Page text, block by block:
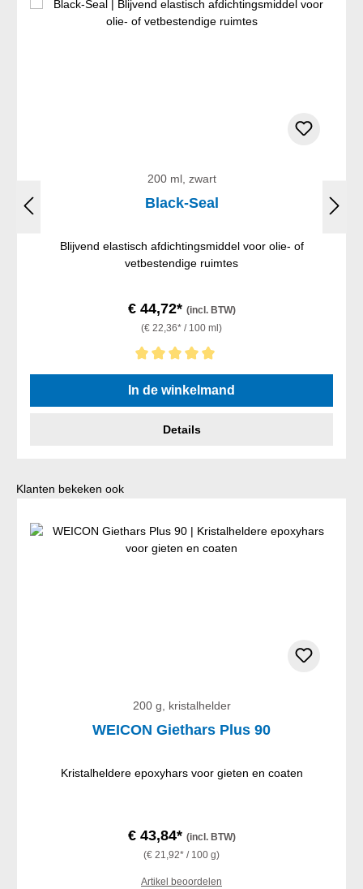
200 ml, zwart
Black-Seal
Blijvend elastisch afdichtingsmiddel voor olie- of
vetbestendige ruimtes
€ 44,72* (incl. BTW)
(€ 22,36* / 100 ml)
Gemiddelde waardering van 5 van 5 sterren
In de winkelmand
Details
Productgalerij overslaan
Klanten bekeken ook
200 g, kristalhelder
WEICON Giethars Plus 90
Kristalheldere epoxyhars voor gieten en coaten
€ 43,84* (incl. BTW)
(€ 21,92* / 100 g)
Artikel beoordelen